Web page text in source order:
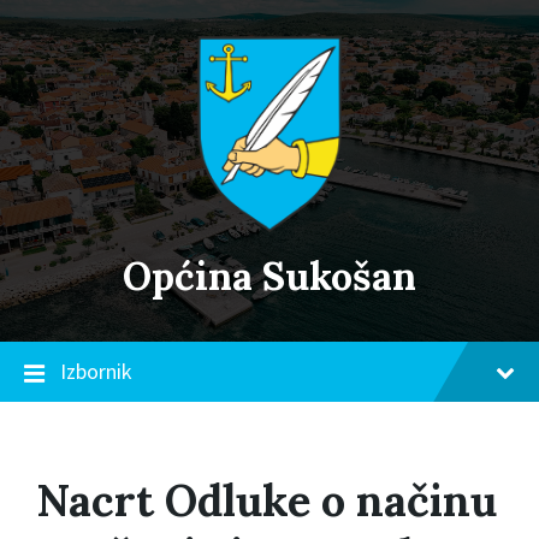
Skip
to
content
Skip
to
main
navigation
Skip
to
footer
Općina Sukošan
Izbornik
Nacrt Odluke o načinu